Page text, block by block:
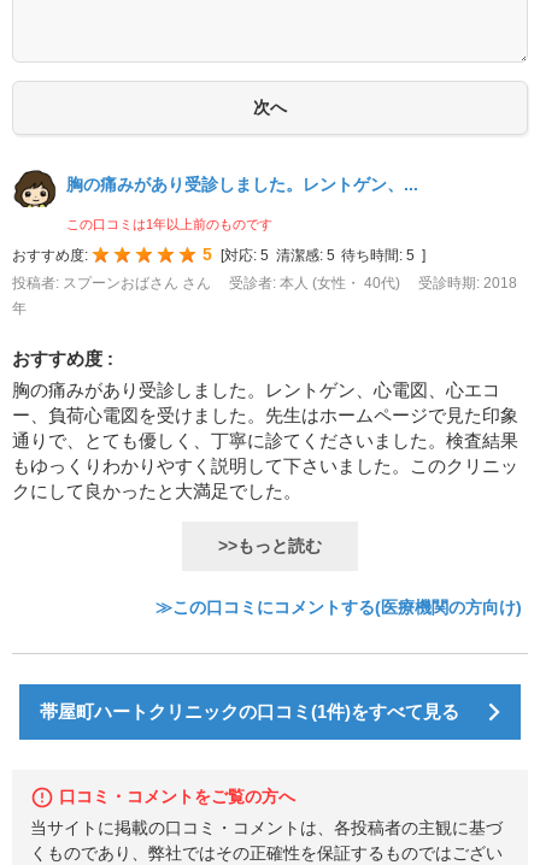
胸の痛みがあり受診しました。レントゲン、...
この口コミは1年以上前のものです
おすすめ度: 5 [対応: 5 清潔感: 5 待ち時間: 5 ]
投稿者: スプーンおばさん さん
受診者: 本人 (女性・ 40代)
受診時期: 2018
年
おすすめ度 :
胸の痛みがあり受診しました。レントゲン、心電図、心エコ
ー、負荷心電図を受けました。先生はホームページで見た印象
通りで、とても優しく、丁寧に診てくださいました。検査結果
もゆっくりわかりやすく説明して下さいました。このクリニッ
クにして良かったと大満足でした。
>>もっと読む
≫この口コミにコメントする(医療機関の方向け)
帯屋町ハートクリニックの口コミ(1件)をすべて見る
口コミ・コメントをご覧の方へ
当サイトに掲載の口コミ・コメントは、各投稿者の主観に基づ
くものであり、弊社ではその正確性を保証するものではござい